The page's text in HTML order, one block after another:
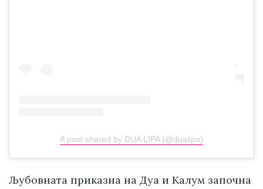
A post shared by DUA LIPA (@dualipa)
Љубовната приказна на Дуа и Калум започна